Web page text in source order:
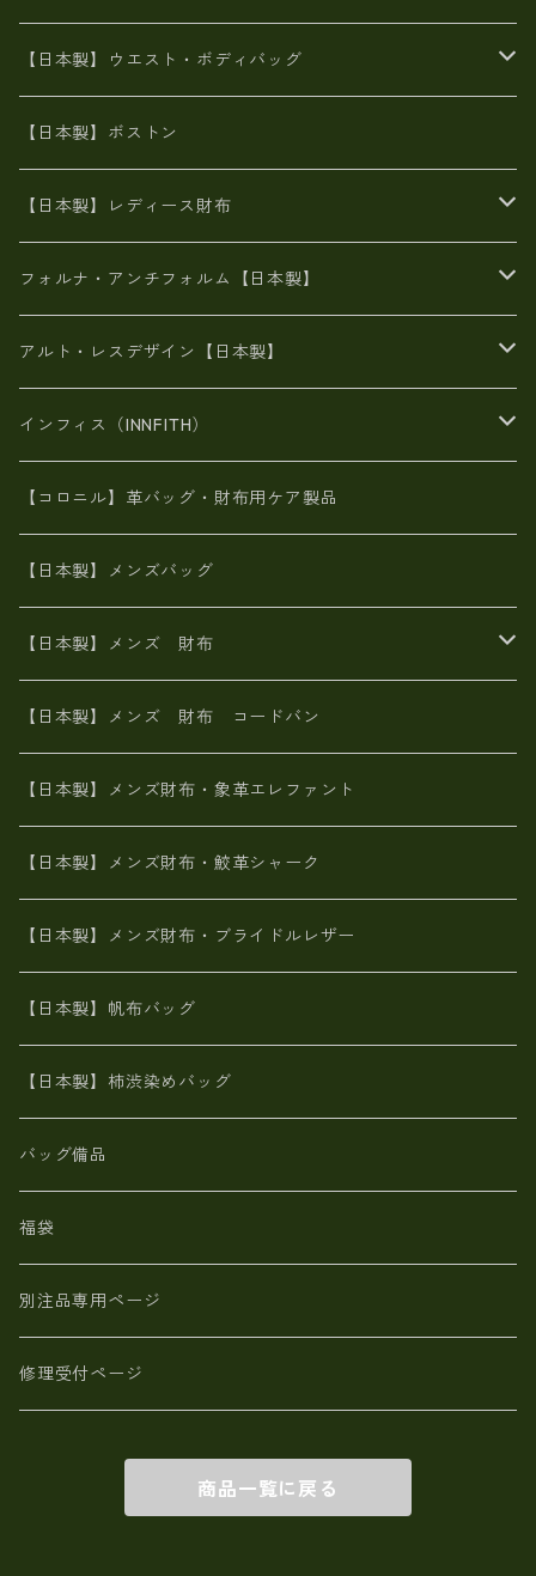
豊岡製
Ａ3サイズ
オイルレザー
エナメル
がま口
リネン
メタリック
スエード
6号蝋引き帆布
火山灰染めバッグ
8号帆布
財布ポシェット
牛革
メタリック
オイルレザー
６号蝋引き帆布
豊岡製品
エナメルクロコ
がま口
斜め掛け
帆布
豊岡
豊岡製
牛革
日本製
【日本製】ウエスト・ボディバッグ
帆布
【日本製】ボストン
【日本製】レディース財布
二つ折り財布
がま口財布
スペインレザー
メタリック
長財布
スペインレザー
佐賀牛革
革友禅染め
ポーテッド
L字ファスナー財布
スペインレザー
革友禅染め
メタリック
ポーチ
ヌメ革
革友禅染め
財布ショルダー
ヌメ革
がま口財布
革友禅染め
山羊革
火山灰染め
名刺入れ・キーケース、他
フォルナ・アンチフォルム【日本製】
BAG
財布・小物
アルト・レスデザイン【日本製】
BAG
財布・小物
インフィス（INNFITH）
BAG
財布・小物
【コロニル】革バッグ・財布用ケア製品
【日本製】メンズバッグ
【日本製】メンズ 財布
象革エレファント【日本製】メンズ 財布
鮫革シャーク【日本製】メンズ 財布
ブライドルレザー【日本製】メンズ 財布
MAISON de HIROAN 【日本製】メンズ 財布
栃木レザー 【日本製】メンズ 財布
革小物・財布【日本製】メンズ レディース
【日本製】メンズ 財布 アザラシ革(シールスキン)
【日本製】メンズ 財布 コードバン
【日本製】メンズ財布・象革エレファント
【日本製】メンズ財布・鮫革シャーク
【日本製】メンズ財布・ブライドルレザー
【日本製】帆布バッグ
【日本製】柿渋染めバッグ
バッグ備品
福袋
別注品専用ページ
修理受付ページ
商品一覧に戻る